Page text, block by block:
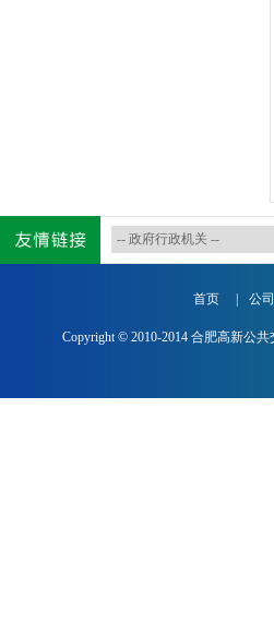
首页 公
Copyright © 2010-2014 合肥高新公